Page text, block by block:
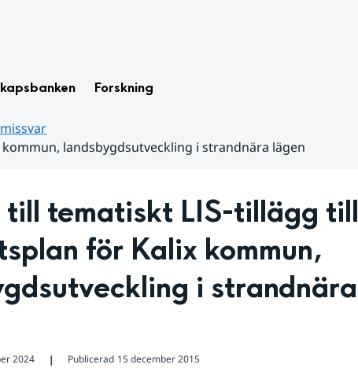
Forskning
landsbygdsutveckling i strandnära lägen
till tematiskt LIS-tillägg till
för Kalix kommun,
i strandnära
2024 ❘ Publicerad 15 december 2015